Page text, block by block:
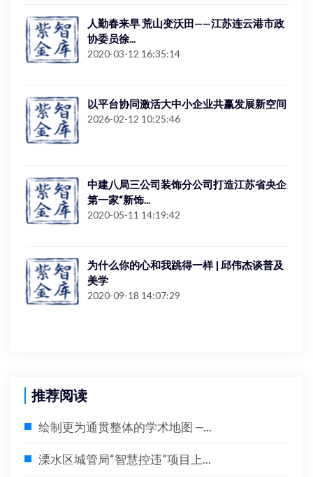
人勤春来早 荒山变沃田——江苏连云港市政
协委员徐...
2020-03-12 16:35:14
以平台协同激活大中小企业共赢发展新空间
2026-02-12 10:25:46
中建八局三公司装饰分公司打造江苏省央企
第一家“新饰...
2020-05-11 14:19:42
为什么你的心和我跳得一样 | 邱伟杰谈普及
美学
2020-09-18 14:07:29
推荐阅读
绘制更为通贯整体的学术地图 —...
溧水区城管局“智慧控违”项目上...